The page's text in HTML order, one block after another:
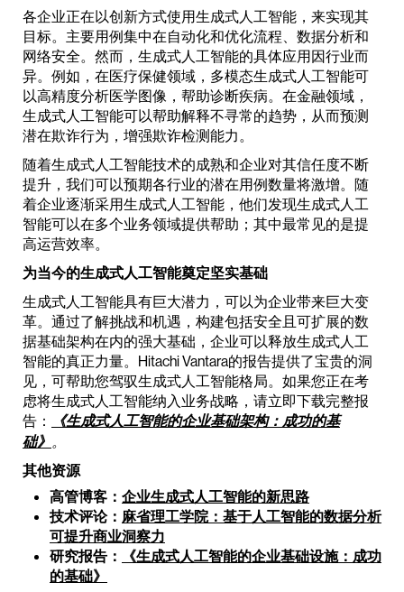
各企业正在以创新方式使用生成式人工智能，来实现其
目标。主要用例集中在自动化和优化流程、数据分析和
网络安全。然而，生成式人工智能的具体应用因行业而
异。例如，在医疗保健领域，多模态生成式人工智能可
以高精度分析医学图像，帮助诊断疾病。在金融领域，
生成式人工智能可以帮助解释不寻常的趋势，从而预测
潜在欺诈行为，增强欺诈检测能力。
随着生成式人工智能技术的成熟和企业对其信任度不断
提升，我们可以预期各行业的潜在用例数量将激增。随
着企业逐渐采用生成式人工智能，他们发现生成式人工
智能可以在多个业务领域提供帮助；其中最常见的是提
高运营效率。
为当今的生成式人工智能奠定坚实基础
生成式人工智能具有巨大潜力，可以为企业带来巨大变
革。通过了解挑战和机遇，构建包括安全且可扩展的数
据基础架构在内的强大基础，企业可以释放生成式人工
智能的真正力量。Hitachi Vantara的报告提供了宝贵的洞
见，可帮助您驾驭生成式人工智能格局。如果您正在考
虑将生成式人工智能纳入业务战略，请立即下载完整报
告：
《生成式人工智能的企业基础架构：成功的基
础》 。
其他资源
高管博客： 企业生成式人工智能的新思路
技术评论： 麻省理工学院：基于人工智能的数据分析
可提升商业洞察力
研究报告：
《生成式人工智能的企业基础设施：成功
的基础》